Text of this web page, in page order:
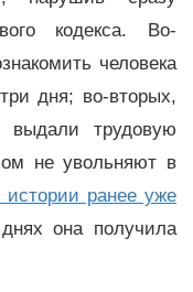
кодекса. Во-
человека
дня; во-вторых,
выдали трудовую
не увольняют в
ранее уже
она получила